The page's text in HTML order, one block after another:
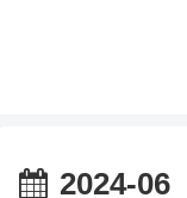
2024-06